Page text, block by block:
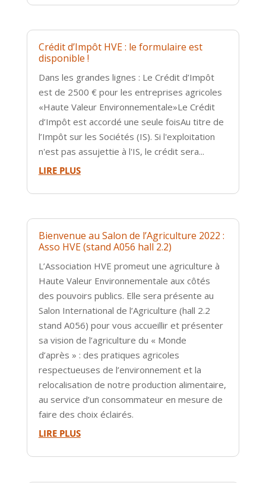
Crédit d’Impôt HVE : le formulaire est
disponible !
Dans les grandes lignes : Le Crédit d’Impôt
est de 2500 € pour les entreprises agricoles
«Haute Valeur Environnementale»Le Crédit
d’Impôt est accordé une seule foisAu titre de
l’Impôt sur les Sociétés (IS). Si l'exploitation
n'est pas assujettie à l'IS, le crédit sera...
LIRE PLUS
Bienvenue au Salon de l’Agriculture 2022 :
Asso HVE (stand A056 hall 2.2)
L’Association HVE promeut une agriculture à
Haute Valeur Environnementale aux côtés
des pouvoirs publics. Elle sera présente au
Salon International de l’Agriculture (hall 2.2
stand A056) pour vous accueillir et présenter
sa vision de l’agriculture du « Monde
d’après » : des pratiques agricoles
respectueuses de l’environnement et la
relocalisation de notre production alimentaire,
au service d’un consommateur en mesure de
faire des choix éclairés.
LIRE PLUS